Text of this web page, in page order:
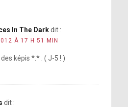
In The Dark dit :
À 17 H 51 MIN
képis *.* . ( J-5 ! )
dit :